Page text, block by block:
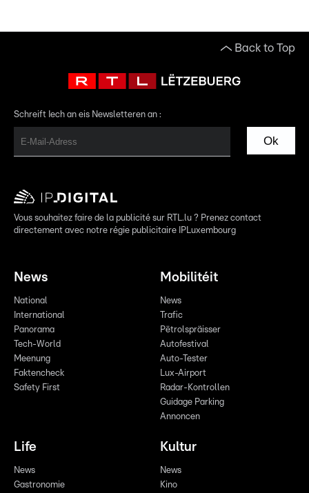
Back to Top
Schreift Iech an eis Newsletteren an :
Ok
Vous souhaitez faire de la publicité sur RTL.lu ? Prenez contact
directement avec notre régie publicitaire IPLuxembourg
News
National
International
Panorama
Tech-World
Meenung
Faktencheck
Safety First
Mobilitéit
News
Trafic
Pëtrolspräisser
Autofestival
Auto-Tester
Lux-Airport
Radar-Kontrollen
Guidage Parking
Annoncen
Life
News
Gastronomie
Kultur
News
Kino